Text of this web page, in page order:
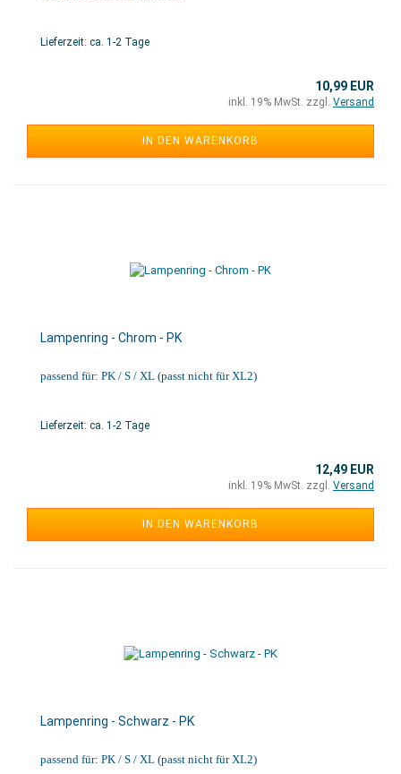
Lieferzeit: ca. 1-2 Tage
10,99 EUR
inkl. 19% MwSt. zzgl. Versand
IN DEN WARENKORB
Lampenring - Chrom - PK
passend für: PK / S / XL (passt nicht für XL2)
Lieferzeit: ca. 1-2 Tage
12,49 EUR
inkl. 19% MwSt. zzgl. Versand
IN DEN WARENKORB
Lampenring - Schwarz - PK
passend für: PK / S / XL (passt nicht für XL2)